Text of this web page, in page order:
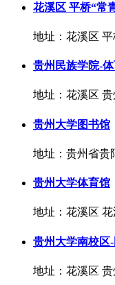
花溪区 平桥“常
地址：花溪区
贵州民族学院-
地址：花溪区
贵州大学图书馆
地址：贵州省贵
贵州大学体育馆
地址：花溪区
贵州大学南校区
地址：花溪区